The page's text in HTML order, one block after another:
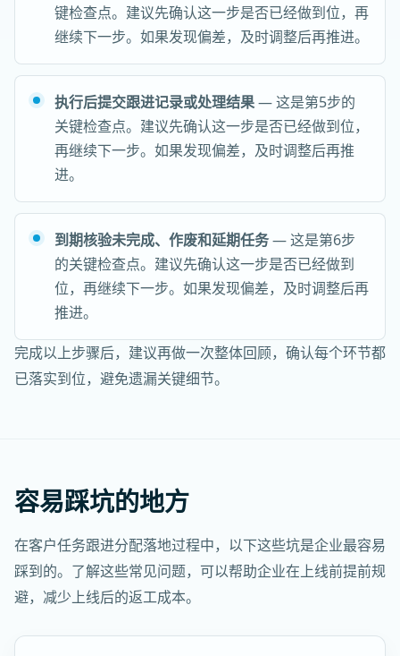
键检查点。建议先确认这一步是否已经做到位，再
继续下一步。如果发现偏差，及时调整后再推进。
执行后提交跟进记录或处理结果— 这是第5步的
关键检查点。建议先确认这一步是否已经做到位，
再继续下一步。如果发现偏差，及时调整后再推
进。
到期核验未完成、作废和延期任务— 这是第6步
的关键检查点。建议先确认这一步是否已经做到
位，再继续下一步。如果发现偏差，及时调整后再
推进。
完成以上步骤后，建议再做一次整体回顾，确认每个环节都
已落实到位，避免遗漏关键细节。
容易踩坑的地方
在客户任务跟进分配落地过程中，以下这些坑是企业最容易
踩到的。了解这些常见问题，可以帮助企业在上线前提前规
避，减少上线后的返工成本。